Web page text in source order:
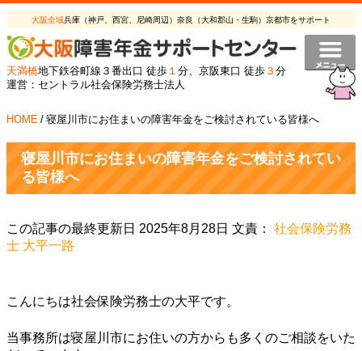
大阪全域兵庫（神戸、西宮、尼崎周辺）奈良（大和郡山・生駒）京都市をサポート
天満橋地下鉄谷町線３番出口 徒歩 １ 分、京阪東口 徒歩 ３ 分
運営：セントラル社会保険労務士法人
HOME / 寝屋川市にお住まいの障害年金をご検討されている皆様へ
寝屋川市にお住まいの障害年金をご検討されてい
る皆様へ
この記事の最終更新日 2025年8月28日 文責： 社会保険労務
士 大平一路
こんにちは社会保険労務士の大平です。
当事務所は寝屋川市にお住いの方からも多くのご相談をいた